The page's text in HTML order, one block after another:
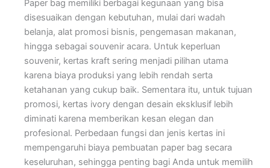
Paper bag memiliki berbagai kegunaan yang bisa
disesuaikan dengan kebutuhan, mulai dari wadah
belanja, alat promosi bisnis, pengemasan makanan,
hingga sebagai souvenir acara. Untuk keperluan
souvenir, kertas kraft sering menjadi pilihan utama
karena biaya produksi yang lebih rendah serta
ketahanan yang cukup baik. Sementara itu, untuk tujuan
promosi, kertas ivory dengan desain eksklusif lebih
diminati karena memberikan kesan elegan dan
profesional. Perbedaan fungsi dan jenis kertas ini
mempengaruhi biaya pembuatan paper bag secara
keseluruhan, sehingga penting bagi Anda untuk memilih